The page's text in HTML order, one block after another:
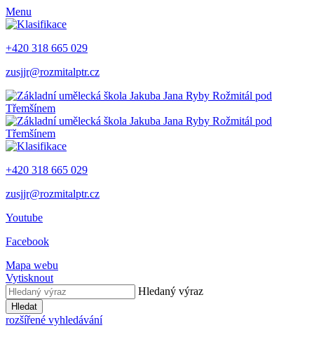
Menu
+420 318 665 029
zusjjr@rozmitalptr.cz
+420 318 665 029
zusjjr@rozmitalptr.cz
Youtube
Facebook
Mapa webu
Vytisknout
Hledaný výraz
Hledat
rozšířené vyhledávání